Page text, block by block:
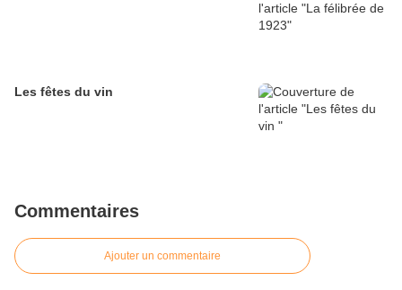
Les fêtes du vin
Commentaires
Ajouter un commentaire